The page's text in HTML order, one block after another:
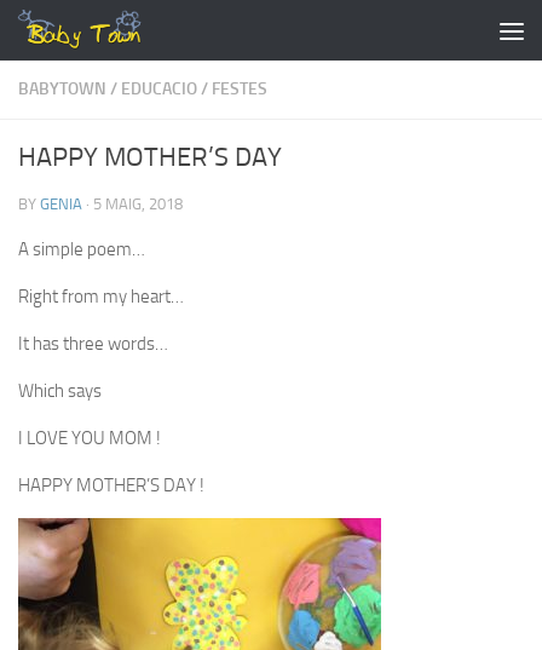
Skip to content
BABYTOWN / EDUCACIO/ FESTES
HAPPY MOTHER’S DAY
BY GENIA · 5 MAIG, 2018
A simple poem…
Right from my heart…
It has three words…
Which says
I LOVE YOU MOM !
HAPPY MOTHER’S DAY !